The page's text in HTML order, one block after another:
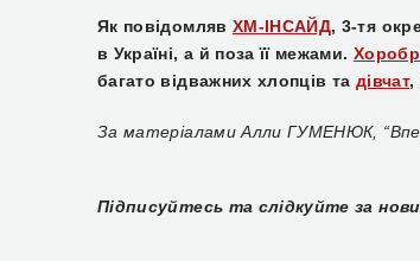
Як повідомляв ХМ-ІНСАЙД, 3-тя
в Україні, а й поза її межами.
багато відважних хлопців та дівчат,
За матеріаламиАлли ГУМЕНЮК,
Підписуйтесь та слідкуйте за